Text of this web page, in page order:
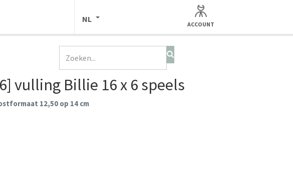
NL
ACCOUNT
vulling Billie 16 x 6 speels
12,50 op 14 cm